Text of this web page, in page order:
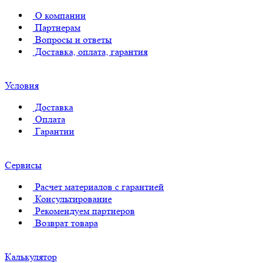
О компании
Партнерам
Вопросы и ответы
Доставка, оплата, гарантия
Условия
Доставка
Оплата
Гарантии
Сервисы
Расчет материалов с гарантией
Консультирование
Рекомендуем партнеров
Возврат товара
Калькулятор